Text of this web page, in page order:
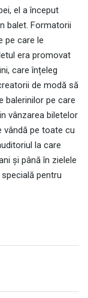
el a început
balet. Formatorii
pe care le
era promovat
care înțeleg
de modă să
balerinilor pe care
vânzarea biletelor
vândă pe toate cu
la care
și până în zielele
pentru